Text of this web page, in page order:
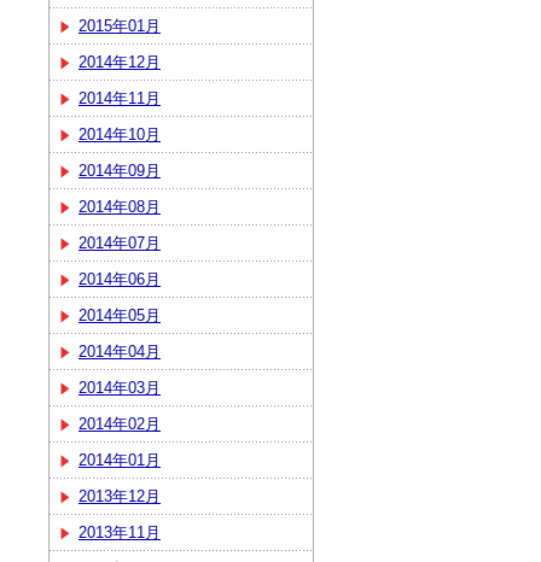
2015年01月
2014年12月
2014年11月
2014年10月
2014年09月
2014年08月
2014年07月
2014年06月
2014年05月
2014年04月
2014年03月
2014年02月
2014年01月
2013年12月
2013年11月